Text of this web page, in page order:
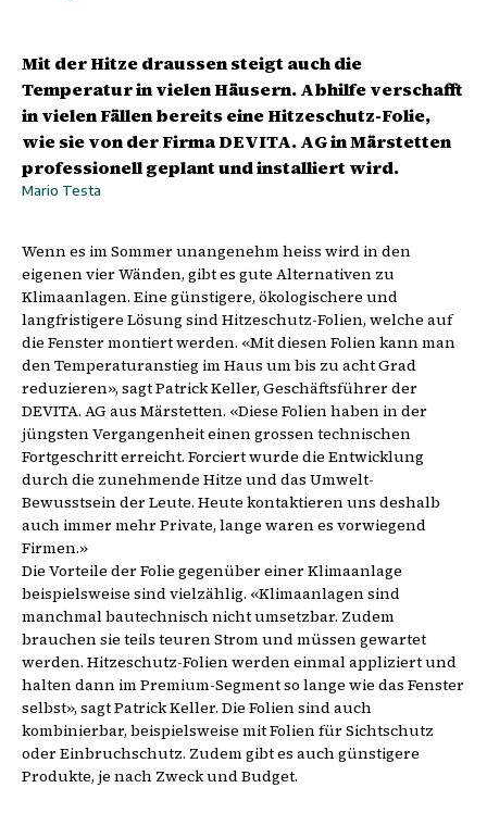
Mit der Hitze draussen steigt auch die
Temperatur in vielen Häusern. Abhilfe verschafft
in vielen Fällen bereits eine Hitzeschutz-Folie,
wie sie von der Firma DEVITA. AG in Märstetten
professionell geplant und installiert wird.
Mario Testa
Wenn es im Sommer unangenehm heiss wird in den
eigenen vier Wänden, gibt es gute Alternativen zu
Klimaanlagen. Eine günstigere, ökologischere und
langfristigere Lösung sind Hitzeschutz-Folien, welche auf
die Fenster montiert werden. «Mit diesen Folien kann man
den Temperaturanstieg im Haus um bis zu acht Grad
reduzieren», sagt Patrick Keller, Geschäftsführer der
DEVITA. AG aus Märstetten. «Diese Folien haben in der
jüngsten Vergangenheit einen grossen technischen
Fortgeschritt erreicht. Forciert wurde die Entwicklung
durch die zunehmende Hitze und das Umwelt-
Bewusstsein der Leute. Heute kontaktieren uns deshalb
auch immer mehr Private, lange waren es vorwiegend
Firmen.»
Die Vorteile der Folie gegenüber einer Klimaanlage
beispielsweise sind vielzählig. «Klimaanlagen sind
manchmal bautechnisch nicht umsetzbar. Zudem
brauchen sie teils teuren Strom und müssen gewartet
werden. Hitzeschutz-Folien werden einmal appliziert und
halten dann im Premium-Segment so lange wie das Fenster
selbst», sagt Patrick Keller. Die Folien sind auch
kombinierbar, beispielsweise mit Folien für Sichtschutz
oder Einbruchschutz. Zudem gibt es auch günstigere
Produkte, je nach Zweck und Budget.